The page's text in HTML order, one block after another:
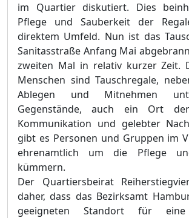
im Quartier diskutiert. Dies
Pflege und Sauberkeit der
direktem Umfeld. Nun ist das
Sanitasstraße Anfang Mai
zweiten Mal in relativ kurzer Zeit.
Menschen sind Tauschregale,
Ablegen und Mitnehmen
Gegenstände, auch ein Ort
Kommunikation und gelebter
gibt es Personen und Gruppen im
ehrenamtlich um die Pflege
kümmern.
Der Quartiersbeirat
daher, dass das Bezirksamt
geeigneten Standort für